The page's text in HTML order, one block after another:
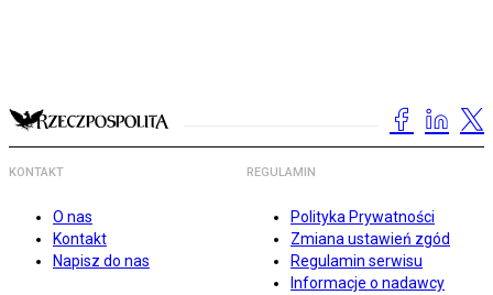
KONTAKT
O nas
Kontakt
Napisz do nas
REGULAMIN
Polityka Prywatności
Zmiana ustawień zgód
Regulamin serwisu
Informacje o nadawcy